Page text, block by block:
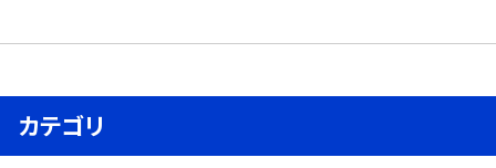
カテゴリ